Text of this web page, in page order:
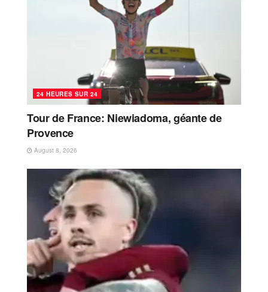
24 HEURES SUR 24
Tour de France: Niewiadoma, géante de
Provence
August 8, 2026